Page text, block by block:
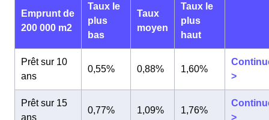
Emprunt de
200 000 m2
Taux le
plus
bas
Taux
moyen
Taux le
plus
haut
Prêt sur 10
ans
0,55% 0,88% 1,60%
>
Prêt sur 15
ans
0,77% 1,09% 1,76%
>